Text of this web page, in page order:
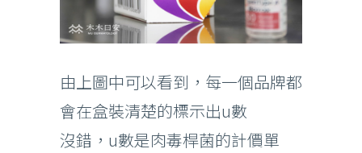
由上圖中可以看到，每一個品牌都
會在盒裝清楚的標示出u數
沒錯，u數是肉毒桿菌的計價單